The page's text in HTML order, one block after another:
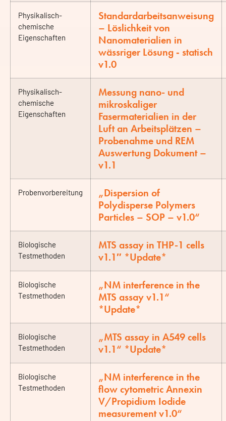
Physikalisch-
chemische
Eigenschaften
Standardarbeitsanweisung
– Löslichkeit von
Nanomaterialien in
wässriger Lösung ‐ statisch
v1.0
Physikalisch-
chemische
Eigenschaften
Messung nano- und
mikroskaliger
Fasermaterialien in der
Luft an Arbeitsplätzen –
Probenahme und REM
Auswertung Dokument –
v1.1
Probenvorbereitung
„Dispersion of
Polydisperse Polymers
Particles – SOP – v1.0“
Biologische
Testmethoden
MTS assay in THP-1 cells
v1.1″ *Update*
Biologische
Testmethoden
„NM interference in the
MTS assay v1.1“
*Update*
Biologische
Testmethoden
„MTS assay in A549 cells
v1.1“ *Update*
Biologische
Testmethoden
„NM interference in the
flow cytometric Annexin
V/Propidium Iodide
measurement v1.0“